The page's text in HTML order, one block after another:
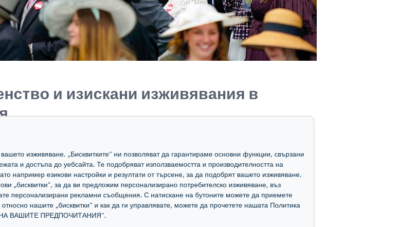
и изискани изживявания в
се основава на
иизискани преживявания. Всъщност през
възможността да се създадеперфектна
вкус и типичнобританската култура,
за всички ентусиасти на Ascot.
нашето автентично италианско кафе на хиподрума,
изживяване. „Бисквитките“ ни позволяват да гарантираме основни функции, свързани
и достъпа до уебсайта. Те подобряват използваемостта и производителността на
например езикови настройки и резултати от търсене, за да подобрят вашето изживяване.
„бисквитки“, за да ви предложим персонализирано потребителско изживяване, въз
персонализирани рекламни съобщения. С натискане на бутоните можете да приемете
нашите „бисквитки“ и как да ги управлявате, можете да прочетете нашата Политика
НА ВАШИТЕ ПРЕДПОЧИТАНИЯ“.